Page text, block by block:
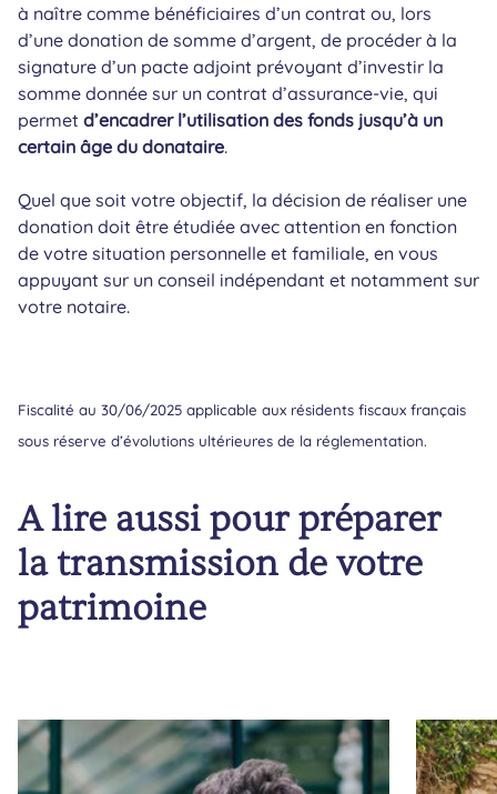
à naître comme bénéficiaires d’un contrat ou, lors
d’une donation de somme d’argent, de procéder à la
signature d’un pacte adjoint prévoyant d’investir la
somme donnée sur un contrat d’assurance-vie, qui
permet d’encadrer l’utilisation des fonds jusqu’à un
certain âge du donataire.
Quel que soit votre objectif, la décision de réaliser une
donation doit être étudiée avec attention en fonction
de votre situation personnelle et familiale, en vous
appuyant sur un conseil indépendant et notamment sur
votre notaire.
Fiscalité au 30/06/2025 applicable aux résidents fiscaux français
sous réserve d’évolutions ultérieures de la réglementation.
A lire aussi pour préparer
la transmission de votre
patrimoine